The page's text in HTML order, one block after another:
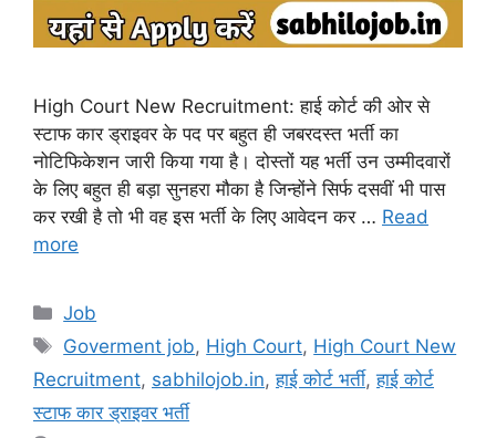
High Court New Recruitment: हाई कोर्ट की ओर से
स्टाफ कार ड्राइवर के पद पर बहुत ही जबरदस्त भर्ती का
नोटिफिकेशन जारी किया गया है। दोस्तों यह भर्ती उन उम्मीदवारों
के लिए बहुत ही बड़ा सुनहरा मौका है जिन्होंने सिर्फ दसवीं भी पास
कर रखी है तो भी वह इस भर्ती के लिए आवेदन कर … Read
more
Categories
Job
Tags
Goverment job, High Court, High Court New
Recruitment, sabhilojob.in,हाई कोर्ट भर्ती,हाई कोर्ट
स्टाफ कार ड्राइवर भर्ती